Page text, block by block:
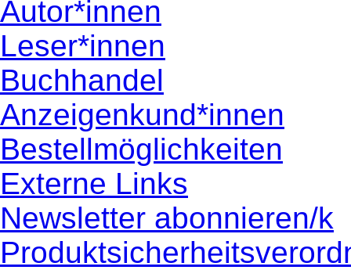
Autor*innen
Leser*innen
Buchhandel
Anzeigenkund*innen
Bestellmöglichkeiten
Externe Links
Newsletter abonnieren/k